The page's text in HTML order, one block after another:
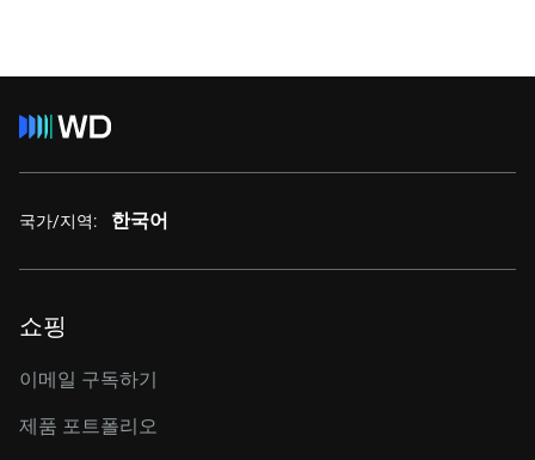
국가/지역: 한국어
쇼핑
이메일 구독하기
제품 포트폴리오